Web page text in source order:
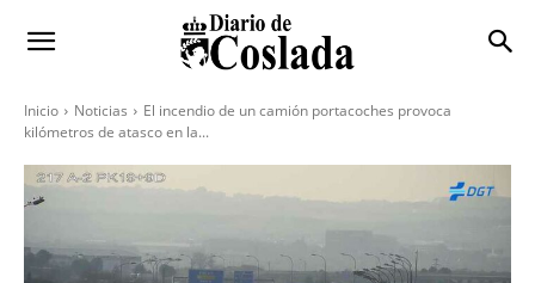
Inicio Noticias
El incendio de un camión portacoches provoca
kilómetros de atasco en la...